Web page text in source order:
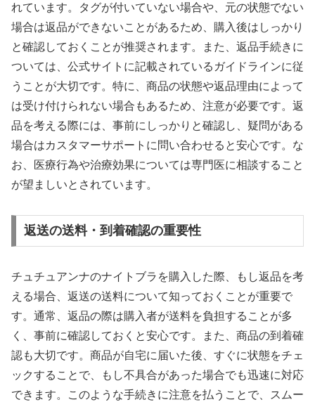
れています。タグが付いていない場合や、元の状態でない
場合は返品ができないことがあるため、購入後はしっかり
と確認しておくことが推奨されます。また、返品手続きに
ついては、公式サイトに記載されているガイドラインに従
うことが大切です。特に、商品の状態や返品理由によって
は受け付けられない場合もあるため、注意が必要です。返
品を考える際には、事前にしっかりと確認し、疑問がある
場合はカスタマーサポートに問い合わせると安心です。な
お、医療行為や治療効果については専門医に相談すること
が望ましいとされています。
返送の送料・到着確認の重要性
チュチュアンナのナイトブラを購入した際、もし返品を考
える場合、返送の送料について知っておくことが重要で
す。通常、返品の際は購入者が送料を負担することが多
く、事前に確認しておくと安心です。また、商品の到着確
認も大切です。商品が自宅に届いた後、すぐに状態をチェ
ックすることで、もし不具合があった場合でも迅速に対応
できます。このような手続きに注意を払うことで、スムー